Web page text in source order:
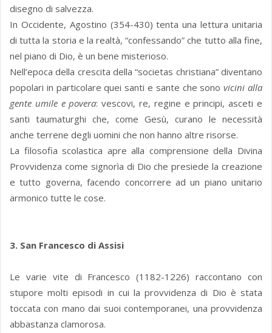
disegno di salvezza.
In Occidente, Agostino (354-430) tenta una lettura unitaria
di tutta la storia e la realtà, “confessando” che tutto alla fine,
nel piano di Dio, è un bene misterioso.
Nell’epoca della crescita della “societas christiana” diventano
popolari in particolare quei santi e sante che sonovicini alla
gente umile e povera: vescovi, re, regine e principi, asceti e
santi taumaturghi che, come Gesù, curano le necessità
anche terrene degli uomini che non hanno altre risorse.
La filosofia scolastica apre alla comprensione della Divina
Provvidenza come signorìa di Dio che presiede la creazione
e tutto governa, facendo concorrere ad un piano unitario
armonico tutte le cose.
3. San Francesco di Assisi
Le varie vite di Francesco (1182-1226) raccontano con
stupore molti episodi in cui la provvidenza di Dio è stata
toccata con mano dai suoi contemporanei, una provvidenza
abbastanza clamorosa.